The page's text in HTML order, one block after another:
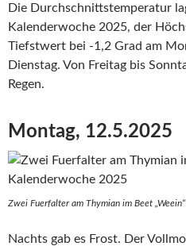
Die Durchschnittstemperatur
Kalenderwoche 2025, der
Tiefstwert bei -1,2 Grad am
Dienstag. Von Freitag bis
Regen.
Montag, 12.5.2025
Zwei Fuerfalter am Thymian im Beet
Nachts gab es Frost. Der